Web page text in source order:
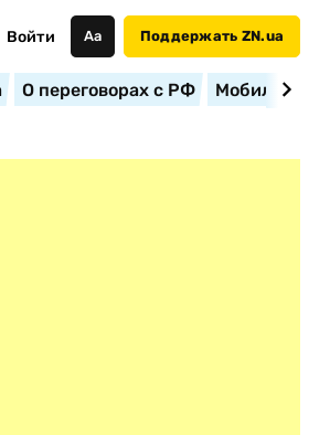
Войти Аа Поддержать ZN.ua
О переговорах с РФ